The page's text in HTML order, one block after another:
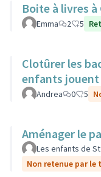
Boite à livres
Emma 2 5
Clotûrer les
enfants jouent
Andrea 0 5
Aménager le
Les enfants de
Non retenue par le